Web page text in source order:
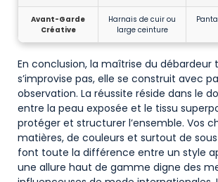
Avant-Garde
Créative
Harnais de cuir ou
large ceinture
En conclusion, la maîtrise du débardeur
s’improvise pas, elle se construit avec
observation. La réussite réside dans le
entre la peau exposée et le tissu
protéger et structurer l’ensemble. Vos
matières, de couleurs et surtout de
font toute la différence entre un style
une allure haut de gamme digne des